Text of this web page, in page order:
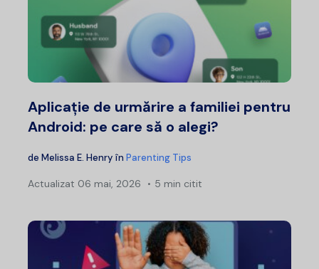
Aplicație de urmărire a familiei pentru
Android: pe care să o alegi?
de Melissa E. Henry în Parenting Tips
Actualizat 06 mai, 2026 5 min citit